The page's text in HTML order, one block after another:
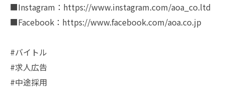
■Instagram：https://www.instagram.com/aoa_co.ltd
■Facebook：https://www.facebook.com/aoa.co.jp
#バイトル
#求人広告
#中途採用